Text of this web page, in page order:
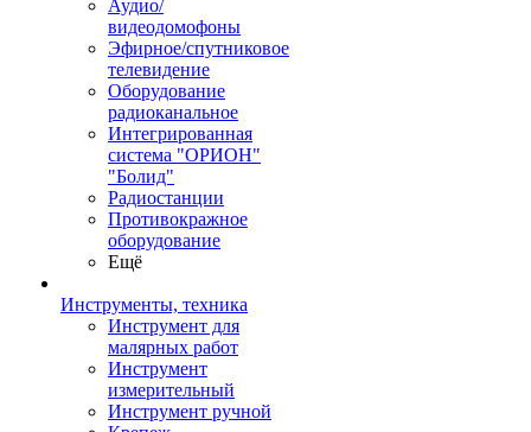
Аудио/
видеодомофоны
Эфирное/спутниковое
телевидение
Оборудование
радиоканальное
Интегрированная
система "ОРИОН"
"Болид"
Радиостанции
Противокражное
оборудование
Ещё
Инструменты, техника
Инструмент для
малярных работ
Инструмент
измерительный
Инструмент ручной